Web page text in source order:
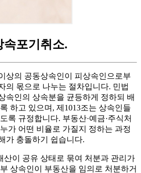
속포기취소.
상의 공동상속인이 피상속인으로부
의 몫으로 나누는 절차입니다. 민법
속인의 상속분을 균등하게 정하되 배
하고 있으며, 제1013조는 상속인들
록 규정합니다. 부동산·예금·주식처
가 어떤 비율로 가질지 정하는 과정
가 충돌하기 쉽습니다.
산이 공유 상태로 묶여 처분과 관리가
상속인이 부동산을 임의로 처분하거